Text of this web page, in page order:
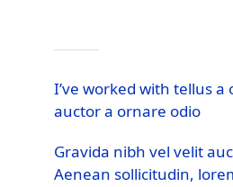
I’ve worked with tellus
auctor a ornare odio
Gravida nibh vel velit
Aenean sollicitudin,